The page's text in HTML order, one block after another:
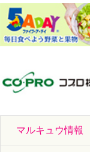
マルキュウ情報